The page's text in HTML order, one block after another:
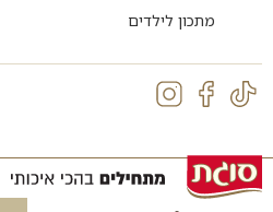
מתכון לילדים